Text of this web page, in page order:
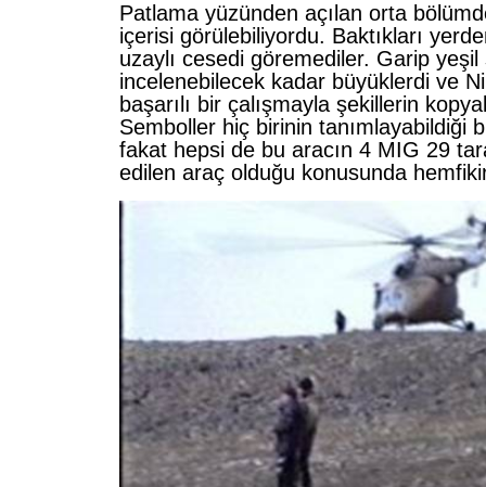
Patlama yüzünden açılan orta
içerisi görülebiliyordu. Baktıkları
uzaylı cesedi göremediler. Garip
incelenebilecek kadar büyüklerdi ve
başarılı bir çalışmayla şekillerin
Semboller hiç birinin tanımlayabildiği
fakat hepsi de bu aracın 4 MIG 29
edilen araç olduğu konusunda